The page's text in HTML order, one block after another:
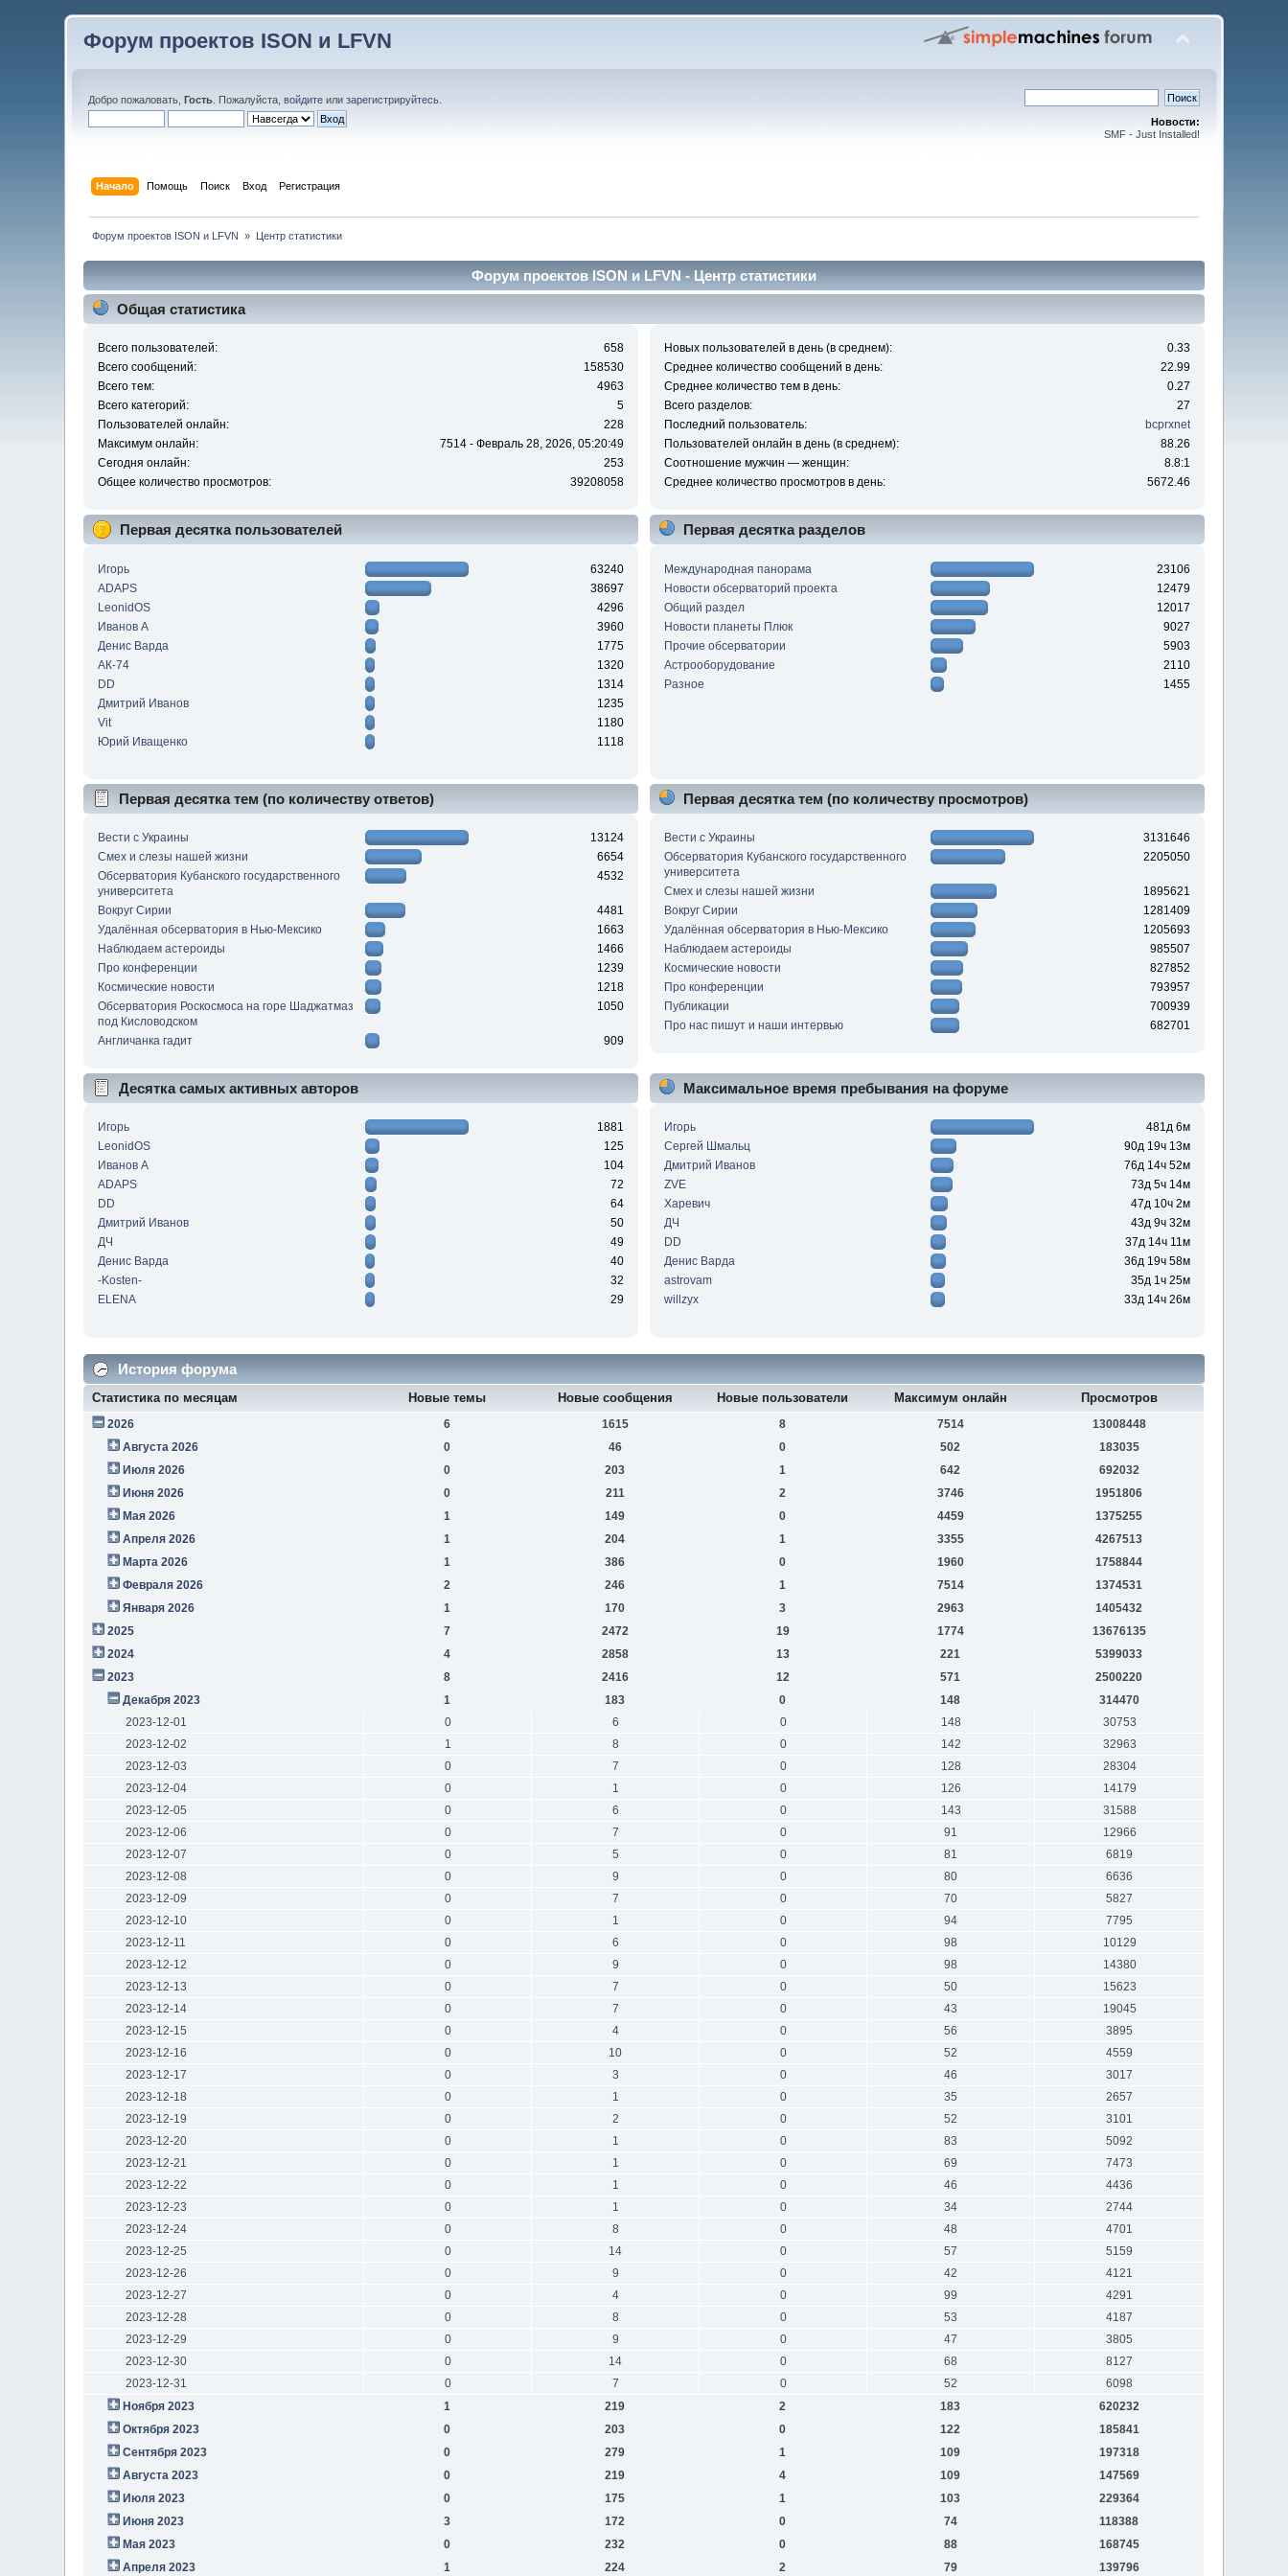
Форум проектов ISON и LFVN
Добро пожаловать,Гость . Пожалуйста,войдите илизарегистрируйтесь
Новости:
SMF - Just Installed!
Начало Помощь Поиск Вход Регистрация
Форум проектов ISON и LFVN » Центр статистики
Форум проектов ISON и LFVN - Центр статистики
Общая статистика
Всего пользователей:
658
Всего сообщений:
158530
Всего тем:
4963
Всего категорий:
5
Пользователей онлайн:
228
Максимум онлайн:
7514 - Февраль 28, 2026, 05:20:49
Сегодня онлайн:
253
Общее количество просмотров:
39208058
Новых пользователей в день (в среднем):
0.33
Среднее количество сообщений в день:
22.99
Среднее количество тем в день:
0.27
Всего разделов:
27
Последний пользователь:
bcprxnet
Пользователей онлайн в день (в среднем):
88.26
Соотношение мужчин — женщин:
8.8:1
Среднее количество просмотров в день:
5672.46
Первая десятка пользователей
Игорь
63240
ADAPS
38697
LeonidOS
4296
Иванов А
3960
Денис Варда
1775
АК-74
1320
DD
1314
Дмитрий Иванов
1235
Vit
1180
Юрий Иващенко
1118
Первая десятка разделов
Международная панорама
23106
Новости обсерваторий проекта
12479
Общий раздел
12017
Новости планеты Плюк
9027
Прочие обсерватории
5903
Астрооборудование
2110
Разное
1455
Первая десятка тем (по количеству ответов)
Вести с Украины
13124
Смех и слезы нашей жизни
6654
Обсерватория Кубанского государственного
университета
4532
Вокруг Сирии
4481
Удалённая обсерватория в Нью-Мексико
1663
Наблюдаем астероиды
1466
Про конференции
1239
Космические новости
1218
Обсерватория Роскосмоса на горе Шаджатмаз
под Кисловодском
1050
Англичанка гадит 909
Первая десятка тем (по количеству просмотров)
Вести с Украины
3131646
Обсерватория Кубанского государственного
университета
2205050
Смех и слезы нашей жизни
1895621
Вокруг Сирии
1281409
Удалённая обсерватория в Нью-Мексико
1205693
Наблюдаем астероиды
985507
Космические новости
827852
Про конференции
793957
Публикации
700939
Про нас пишут и наши интервью
682701
Десятка самых активных авторов
Игорь
1881
LeonidOS
125
Иванов А
104
ADAPS
72
DD
64
Дмитрий Иванов
50
ДЧ
49
Денис Варда
40
-Kosten-
32
ELENA
29
Максимальное время пребывания на форуме
Игорь
481д 6м
Сергей Шмальц
90д 19ч 13м
Дмитрий Иванов
76д 14ч 52м
ZVE
73д 5ч 14м
Харевич
47д 10ч 2м
ДЧ
43д 9ч 32м
DD
37д 14ч 11м
Денис Варда
36д 19ч 58м
astrovam
35д 1ч 25м
willzyx
33д 14ч 26м
История форума
Статистика по месяцам Новые темы Новые сообщения Новые пользователи Максимум онлайн Просмотров
2026 6 1615 8 7514
13008448
Августа 2026
0 46 0 502
183035
Июля 2026
0 203 1 642
692032
Июня 2026
0 211 2 3746
1951806
Мая 2026
1 149 0 4459
1375255
Апреля 2026
1 204 1 3355
4267513
Марта 2026
1 386 0 1960
1758844
Февраля 2026
2 246 1 7514
1374531
Января 2026
1 170 3 2963
1405432
2025
7 2472 19 1774
13676135
2024
4 2858 13 221
5399033
2023
8 2416 12 571
2500220
Декабря 2023
1 183 0 148
314470
2023-12-01
0 6 0 148
30753
2023-12-02
1 8 0 142
32963
2023-12-03
0 7 0 128
28304
2023-12-04
0 1 0 126
14179
2023-12-05
0 6 0 143
31588
2023-12-06
0 7 0 91
12966
2023-12-07
0 5 0 81
6819
2023-12-08
0 9 0 80
6636
2023-12-09
0 7 0 70
5827
2023-12-10
0 1 0 94
7795
2023-12-11
0 6 0 98
10129
2023-12-12
0 9 0 98
14380
2023-12-13
0 7 0 50
15623
2023-12-14
0 7 0 43
19045
2023-12-15
0 4 0 56
3895
2023-12-16
0 10 0 52
4559
2023-12-17
0 3 0 46
3017
2023-12-18
0 1 0 35
2657
2023-12-19
0 2 0 52
3101
2023-12-20
0 1 0 83
5092
2023-12-21
0 1 0 69
7473
2023-12-22
0 1 0 46
4436
2023-12-23
0 1 0 34
2744
2023-12-24
0 8 0 48
4701
2023-12-25
0 14 0 57
5159
2023-12-26
0 9 0 42
4121
2023-12-27
0 4 0 99
4291
2023-12-28
0 8 0 53
4187
2023-12-29
0 9 0 47
3805
2023-12-30
0 14 0 68
8127
2023-12-31
0 7 0 52
6098
Ноября 2023
1 219 2 183
620232
Октября 2023
0 203 0 122
185841
Сентября 2023
0 279 1 109
197318
Августа 2023
0 219 4 109
147569
Июля 2023
0 175 1 103
229364
Июня 2023
3 172 0 74
118388
Мая 2023
0 232 0 88
168745
Апреля 2023
1 224 2 79 139796